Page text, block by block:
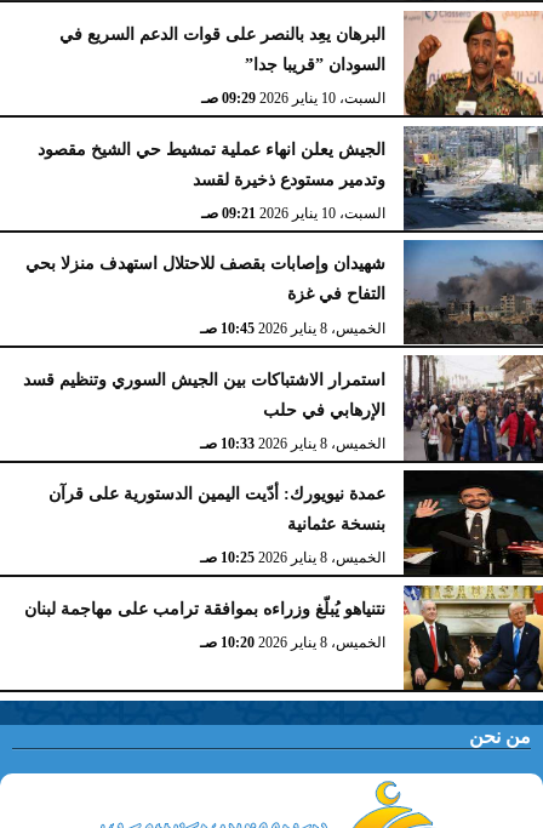
البرهان يعِد بالنصر على قوات الدعم السريع في
السودان ”قريبا جدا”
السبت، 10 يناير 2026 09:29 صـ
الجيش يعلن انهاء عملية تمشيط حي الشيخ مقصود
وتدمير مستودع ذخيرة لقسد
السبت، 10 يناير 2026 09:21 صـ
شهيدان وإصابات بقصف للاحتلال استهدف منزلا بحي
التفاح في غزة
الخميس، 8 يناير 2026 10:45 صـ
استمرار الاشتباكات بين الجيش السوري وتنظيم قسد
الإرهابي في حلب
الخميس، 8 يناير 2026 10:33 صـ
عمدة نيويورك: أدّيت اليمين الدستورية على قرآن
بنسخة عثمانية
الخميس، 8 يناير 2026 10:25 صـ
نتنياهو يُبلّغ وزراءه بموافقة ترامب على مهاجمة لبنان
الخميس، 8 يناير 2026 10:20 صـ
من نحن